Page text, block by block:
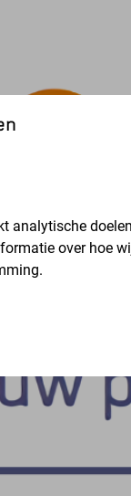
analytische
over hoe